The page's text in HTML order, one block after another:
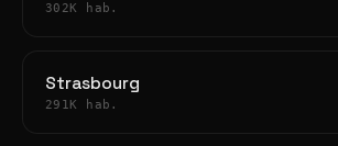
302K hab.
Strasbourg
291K hab.